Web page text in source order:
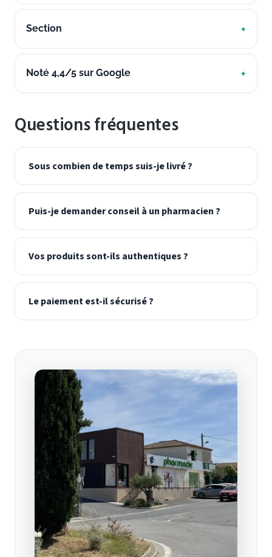
Section
Noté 4,4/5 sur Google
Questions fréquentes
Sous combien de temps suis-je livré ?
Puis-je demander conseil à un pharmacien ?
Vos produits sont-ils authentiques ?
Le paiement est-il sécurisé ?